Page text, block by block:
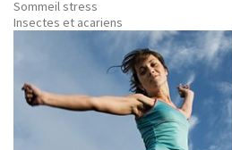
Sommeil stress
Insectes et acariens